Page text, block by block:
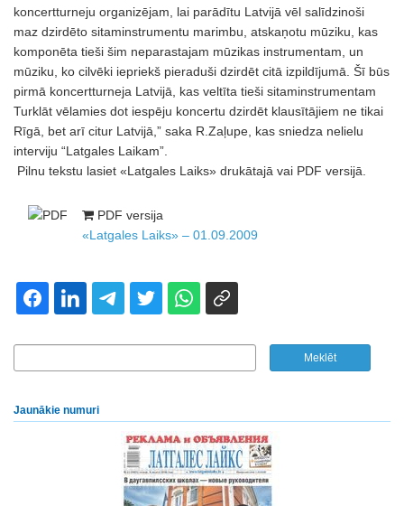
koncertturneju organizējam, lai parādītu Latvijā vēl salīdzinoši
maz dzirdēto sitaminstrumentu marimbu, atskaņotu mūziku, kas
komponēta tieši šim neparastajam mūzikas instrumentam, un
mūziku, ko cilvēki iepriekš pieraduši dzirdēt citā izpildījumā. Šī būs
pirmā koncertturneja Latvijā, kas veltīta tieši sitaminstrumentam
Turklāt vēlamies dot iespēju koncertu dzirdēt klausītājiem ne tikai
Rīgā, bet arī citur Latvijā,” saka R.Zaļupe, kas sniedza nelielu
interviju “Latgales Laikam”.
Pilnu tekstu lasiet «Latgales Laiks» drukātajā vai PDF versijā.
PDF versija
«Latgales Laiks» – 01.09.2009
Jaunākie numuri